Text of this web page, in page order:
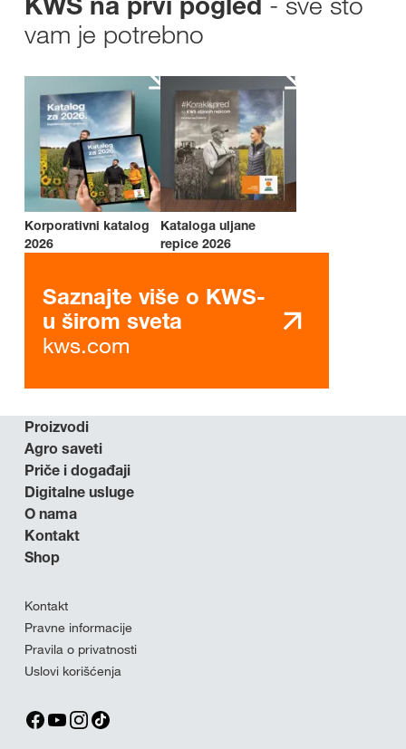
vam je potrebno
Korporativni katalog
2026
Kataloga uljane
repice 2026
Saznajte više o KWS-
u širom sveta
kws.com
Proizvodi
Agro saveti
Priče i događaji
Digitalne usluge
O nama
Kontakt
Shop
Kontakt
Pravne informacije
Pravila o privatnosti
Uslovi korišćenja